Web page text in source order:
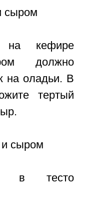
на кефире
должно
на оладьи. В
тертый
в тесто